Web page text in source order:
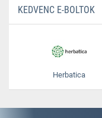
KEDVENC E-BOLTOK
Herbatica